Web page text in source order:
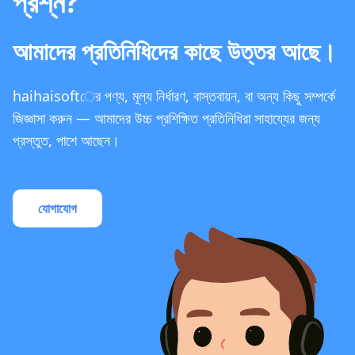
আমাদের প্রতিনিধিদের কাছে উত্তর আছে।
haihaisoftের পণ্য, মূল্য নির্ধারণ, বাস্তবায়ন, বা অন্য কিছু সম্পর্কে
জিজ্ঞাসা করুন — আমাদের উচ্চ প্রশিক্ষিত প্রতিনিধিরা সাহায্যের জন্য
প্রস্তুত, পাশে আছেন।
যোগাযোগ